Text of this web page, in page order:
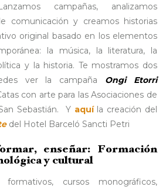
campañas, analizamos
comunicación y creamos historias
original basado en los elementos
la música, la literatura, la
y la historia. Te mostramos dos
ver la campaña Ongi Etorri
con arte para las Asociaciones de
Sebastián. Y aquíla creación del
del Hotel Barceló Sancti Petri
enseñar: Formación
y cultural
formativos, cursos monográficos,